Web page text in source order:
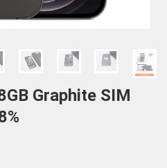
Graphite SIM